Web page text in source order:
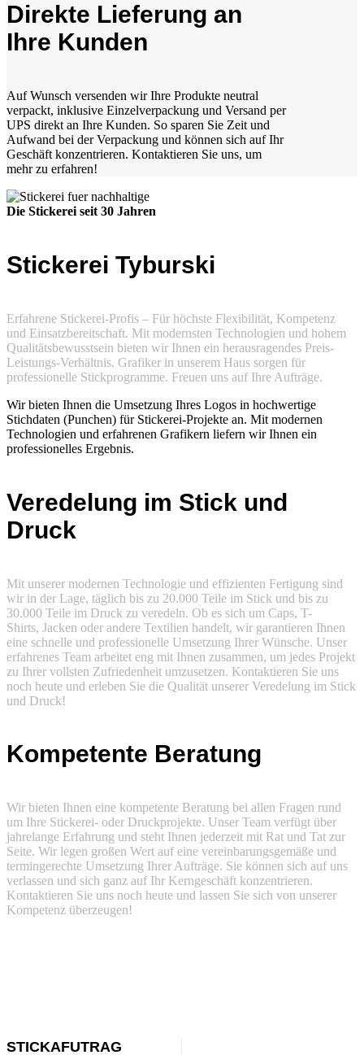
Direkte Lieferung an
Ihre Kunden
Auf Wunsch versenden wir Ihre Produkte neutral
verpackt, inklusive Einzelverpackung und Versand per
UPS direkt an Ihre Kunden. So sparen Sie Zeit und
Aufwand bei der Verpackung und können sich auf Ihr
Geschäft konzentrieren. Kontaktieren Sie uns, um
mehr zu erfahren!
Die Stickerei seit 30 Jahren
Stickerei Tyburski
Erfahrene Stickerei-Profis – Für höchste Flexibilität, Kompetenz
und Einsatzbereitschaft. Mit modernsten Technologien und hohem
Qualitätsbewusstsein bieten wir Ihnen ein herausragendes Preis-
Leistungs-Verhältnis. Grafiker in unserem Haus sorgen für
professionelle Stickprogramme. Freuen uns auf Ihre Aufträge.
Wir bieten Ihnen die Umsetzung Ihres Logos in hochwertige
Stichdaten (Punchen) für Stickerei-Projekte an. Mit modernen
Technologien und erfahrenen Grafikern liefern wir Ihnen ein
professionelles Ergebnis.
Veredelung im Stick und
Druck
Mit unserer modernen Technologie und effizienten Fertigung sind
wir in der Lage, täglich bis zu 20.000 Teile im Stick und bis zu
30.000 Teile im Druck zu veredeln. Ob es sich um Caps, T-
Shirts, Jacken oder andere Textilien handelt, wir garantieren Ihnen
eine schnelle und professionelle Umsetzung Ihrer Wünsche. Unser
erfahrenes Team arbeitet eng mit Ihnen zusammen, um jedes Projekt
zu Ihrer vollsten Zufriedenheit umzusetzen. Kontaktieren Sie uns
noch heute und erleben Sie die Qualität unserer Veredelung im Stick
und Druck!
Kompetente Beratung
Wir bieten Ihnen eine kompetente Beratung bei allen Fragen rund
um Ihre Stickerei- oder Druckprojekte. Unser Team verfügt über
jahrelange Erfahrung und steht Ihnen jederzeit mit Rat und Tat zur
Seite. Wir legen großen Wert auf eine vereinbarungsgemäße und
termingerechte Umsetzung Ihrer Aufträge. Sie können sich auf uns
verlassen und sich ganz auf Ihr Kerngeschäft konzentrieren.
Kontaktieren Sie uns noch heute und lassen Sie sich von unserer
Kompetenz überzeugen!
STICKAFUTRAG